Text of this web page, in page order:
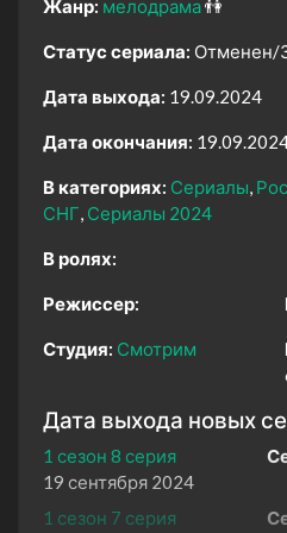
Жанр: мелодрама👫
Статус сериала: Отменен/
Дата выхода: 19.09.2024
Дата окончания:
В категориях: Сериалы
СНГ Сериалы 2024
В ролях:
Режиссер:
Студия: Смотрим
Дата выхода новых
1 сезон 8 серия
19 сентября 2024
1 сезон 7 серия